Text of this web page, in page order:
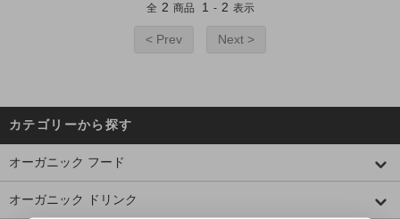
全 2 商品 1 - 2 表示
< Prev Next >
カテゴリーから探す
オーガニック フード
オーガニック ドリンク